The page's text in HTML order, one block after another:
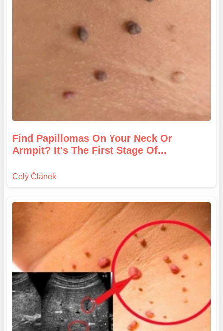
Find Papillomas On Your Neck Or
Armpit? It's The First Stage Of...